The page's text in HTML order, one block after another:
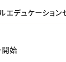
エデュケーション
始